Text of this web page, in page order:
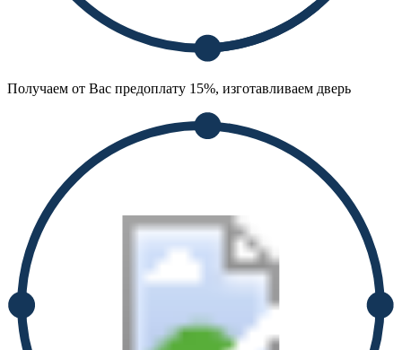
Получаем от Вас предоплату 15%, изготавливаем дверь